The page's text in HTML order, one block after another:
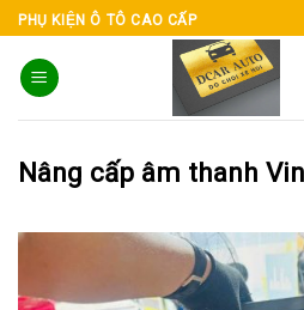
Skip
to
content
PHỤ KIỆN Ô TÔ CAO CẤP
Nâng cấp âm thanh